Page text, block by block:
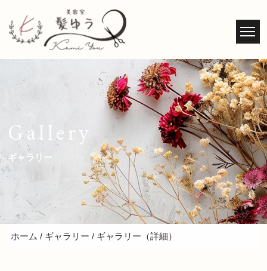
Gallery
ギャラリー
ホーム / ギャラリー / ギャラリー（詳細）